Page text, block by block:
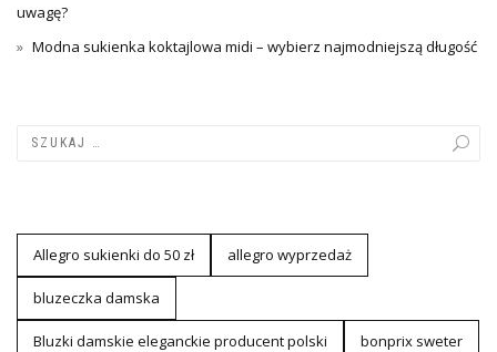
uwagę?
Modna sukienka koktajlowa midi – wybierz najmodniejszą długość
Allegro sukienki do 50 zł allegro wyprzedaż
bluzeczka damska
Bluzki damskie eleganckie producent polski bonprix sweter